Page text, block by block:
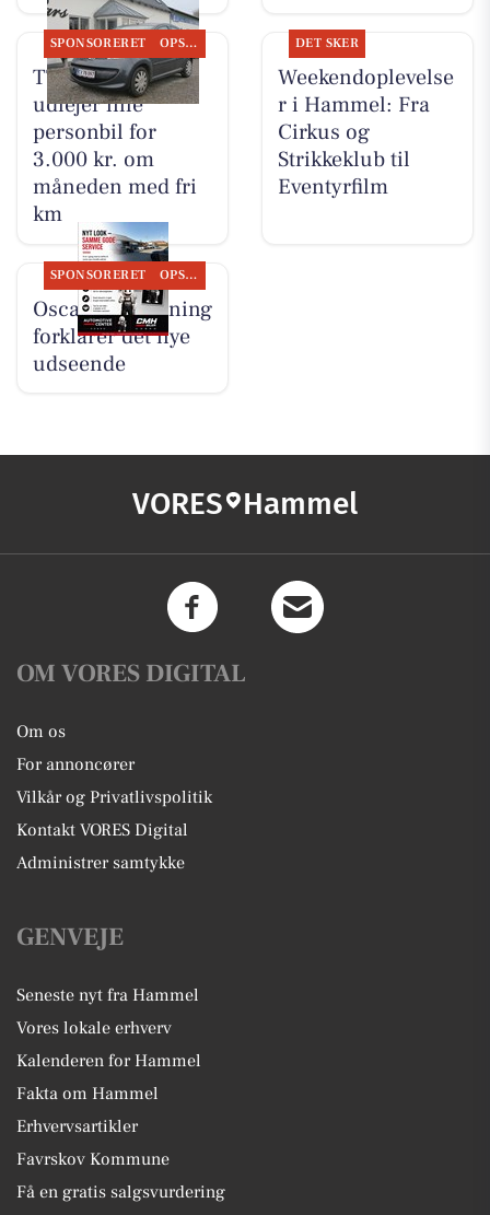
SPONSORERET OPSLAGSTAVLEN
TT CARS ApS
udlejer lille
personbil for
3.000 kr. om
måneden med fri
km
DET SKER
Weekendoplevelse
r i Hammel: Fra
Cirkus og
Strikkeklub til
Eventyrfilm
SPONSORERET OPSLAGSTAVLEN
Oscar Biludlejning
forklarer det nye
udseende
VORES Hammel
OM VORES DIGITAL
Om os
For annoncører
Vilkår og Privatlivspolitik
Kontakt VORES Digital
Administrer samtykke
GENVEJE
Seneste nyt fra Hammel
Vores lokale erhverv
Kalenderen for Hammel
Fakta om Hammel
Erhvervsartikler
Favrskov Kommune
Få en gratis salgsvurdering